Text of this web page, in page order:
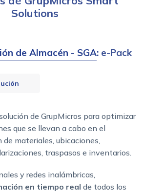
Solutions
de Almacén - SGA: e-Pack
de GrupMicros para optimizar
que se llevan a cabo en el
materiales, ubicaciones,
traspasos e inventarios.
y redes inalámbricas,
en tiempo real de todos los